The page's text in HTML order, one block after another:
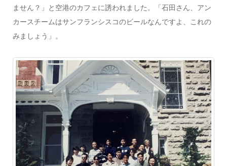
ません？」と空港のカフェに誘われました。「石田さん、アン
カースチームはサンフランシスコのビールなんですよ、これの
みましょう」。